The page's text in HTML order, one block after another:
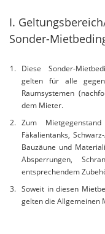
I.
Sonder-
Diese Sonder-
gelten für alle
Raumsystemen
dem Mieter.
Zum
Fäkalientanks,
Bauzäune und
Absperrungen,
entsprechendem
Soweit in diesen
gelten die Allgemeinen